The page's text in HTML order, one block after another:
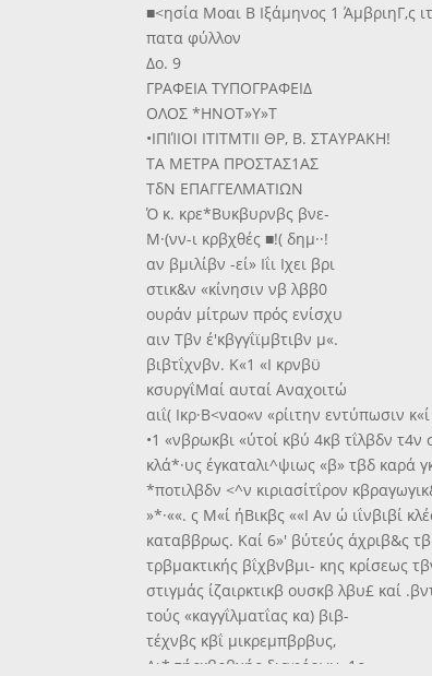
■<ησία Μοαι Β Ιξάμηνος 1 ΆμβριηΓ,ς
πατα φύλλον
Δο. 9
ΓΡΑΦΕΙΑ ΤΥΠΟΓΡΑΦΕΙΔ
ΟΛΟΣ *ΗΝΟΤ»Υ»Τ
•ΙΠΙΊΙΟΙ ΙΤΙΤΜΤΙΙ ΘΡ, Β. ΣΤΑΥΡΑΚΗ!
ΤΑ ΜΕΤΡΑ ΠΡΟΣΤΑΣ1ΑΣ
ΤδΝ ΕΠΑΓΓΕΛΜΑΤΙΩΝ
Ό κ. κρε*Βυκβυρνβς βνε-
Μ·(νν-ι κρβχθές ■!( δημ··!
αν βμιλίβν -εί» Ιΐι Ιχει βρι
στικ&ν «κίνησιν νβ λββ0
ουράν μίτρων πρός ενίσχυ
αιν Τβν έ'κβγγΐϊμβτιβν μ«.
βιβτΐχνβν. Κ«1 «Ι κρνβϋ
κσυργΐΜαί αυταί Αναχοιτώ
αιΐ( Ικρ·Β<ναο«ν «ρίιτην εντύπωσιν
•1 «νβρωκβι «ύτοί κβύ 4κβ τΐλβδν τ4ν
κλά*·υς έγκαταλι^ψιως «β» τβδ καρά
*ποτιλβδν <^ν κιριασίτΐρον
»*·««. ς Μ«ί ήΒικβς ««Ι Αν ώ ιΐνβιβί
καταββρως. Καί 6»' βύτεύς άχριβ&ς
τρβμακτικής βΐχβνβμι- κης κρίσεως
στιγμάς ίζαιρκτικβ ουσκβ λβυ£ καί
τούς «καγγΐλματΐας κα) βιβ-
τέχνβς κβΐ μικρεμπβρβυς,
Αι* τήςκβρβχής διαφόρων ·1ς